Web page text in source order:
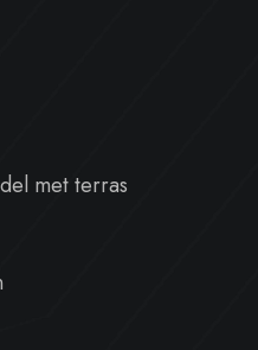
met terras